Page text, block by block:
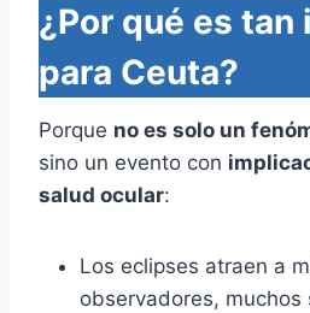
¿Por qué es
para Ceuta?
Porque no es solo un
sino un evento con
salud ocular:
Los eclipses atraen a
observadores, muchos